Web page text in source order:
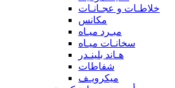
خلاطـات و عجـانـات
مكانس
مبـرد ميـاه
سخانـات ميـاه
هـاند بلينـدر
شفاطات
ميكرويـف